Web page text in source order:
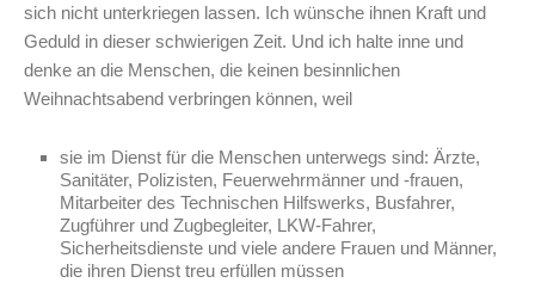
sich nicht unterkriegen lassen. Ich wünsche ihnen Kraft und
Geduld in dieser schwierigen Zeit. Und ich halte inne und
denke an die Menschen, die keinen besinnlichen
Weihnachtsabend verbringen können, weil
sie im Dienst für die Menschen unterwegs sind: Ärzte,
Sanitäter, Polizisten, Feuerwehrmänner und -frauen,
Mitarbeiter des Technischen Hilfswerks, Busfahrer,
Zugführer und Zugbegleiter, LKW-Fahrer,
Sicherheitsdienste und viele andere Frauen und Männer,
die ihren Dienst treu erfüllen müssen